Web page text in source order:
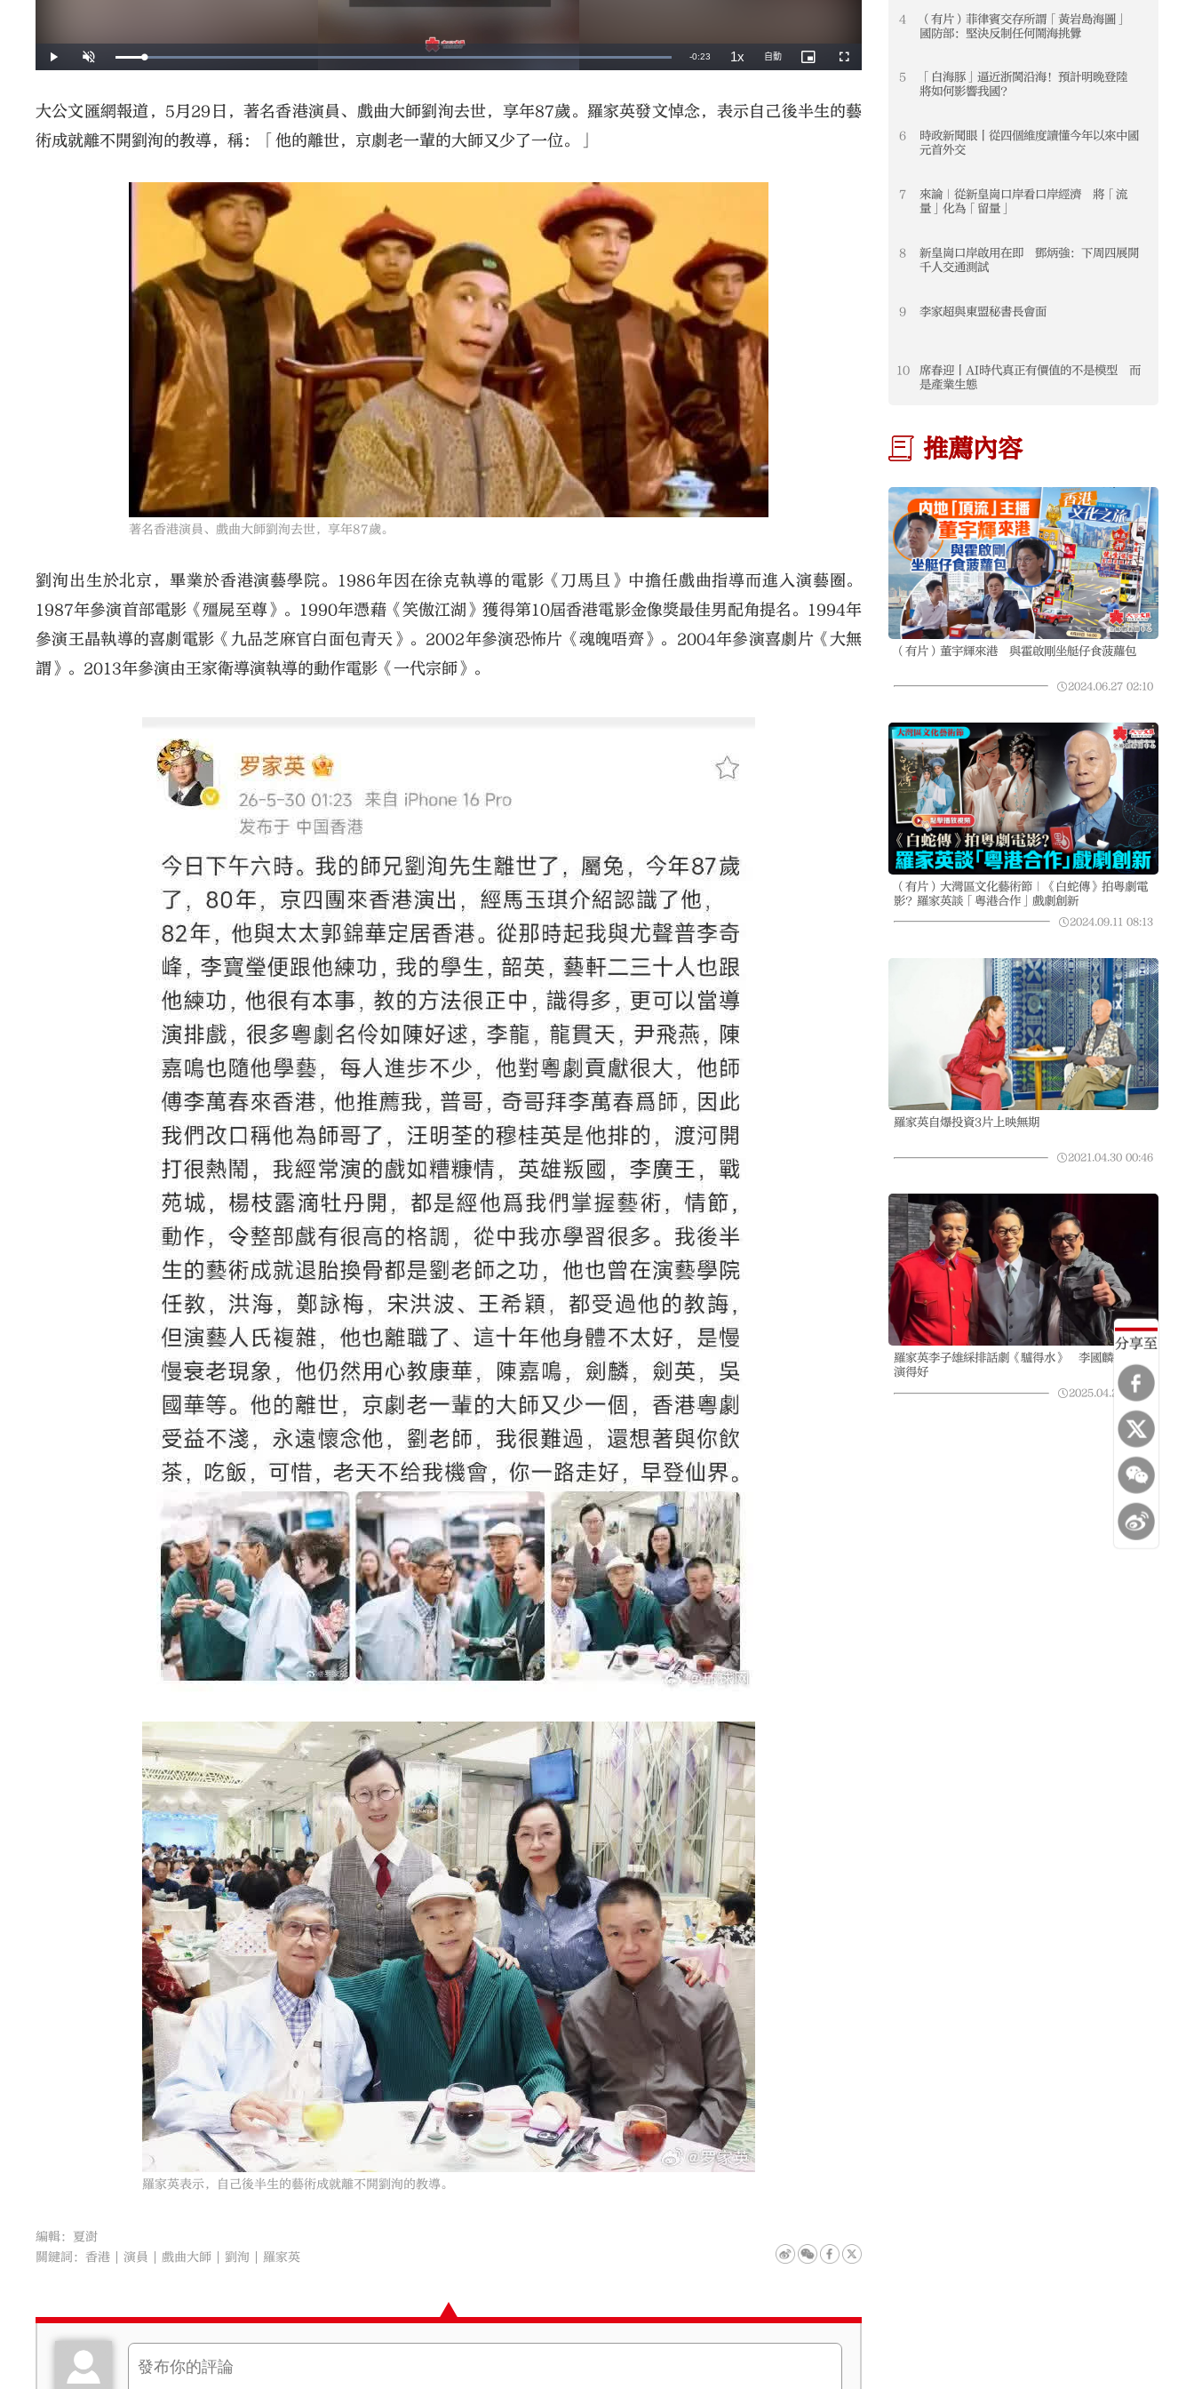
分享至
大公文匯網報道，5月29日，著名香港演員、戲曲大師劉洵去世，享年87歲。羅家英發文悼念，表示自己後半生的藝
術成就離不開劉洵的教導，稱：「他的離世，京劇老一輩的大師又少了一位。」
著名香港演員、戲曲大師劉洵去世，享年87歲。
劉洵出生於北京，畢業於香港演藝學院。1986年因在徐克執導的電影《刀馬旦》中擔任戲曲指導而進入演藝圈。
1987年參演首部電影《殭屍至尊》。1990年憑藉《笑傲江湖》獲得第10屆香港電影金像獎最佳男配角提名。1994年
參演王晶執導的喜劇電影《九品芝麻官白面包青天》。2002年參演恐怖片《魂魄唔齊》。2004年參演喜劇片《大無
謂》。2013年參演由王家衛導演執導的動作電影《一代宗師》。
羅家英表示，自己後半生的藝術成就離不開劉洵的教導。
編輯：夏澍
關鍵詞： 香港 演員 戲曲大師 劉洵 羅家英
4
（有片）菲律賓交存所謂「黃岩島海圖」
國防部：堅決反制任何鬧海挑釁
5
「白海豚」逼近浙閩沿海！預計明晚登陸
將如何影響我國？
6
時政新聞眼丨從四個維度讀懂今年以來中國
元首外交
7
來論｜從新皇崗口岸看口岸經濟 將「流
量」化為「留量」
8
新皇崗口岸啟用在即 鄧炳強：下周四展開
千人交通測試
9 李家超與東盟秘書長會面
10
席春迎丨AI時代真正有價值的不是模型 而
是產業生態
推薦內容
（有片）董宇輝來港 與霍啟剛坐艇仔食菠蘿包
2024.06.27 02:10
（有片）大灣區文化藝術節｜《白蛇傳》拍粵劇電
影？羅家英談「粵港合作」戲劇創新
2024.09.11 08:13
羅家英自爆投資3片上映無期
2021.04.30 00:46
羅家英李子雄綵排話劇《驢得水》 李國麟探班讚
演得好
2025.04.23 14:12